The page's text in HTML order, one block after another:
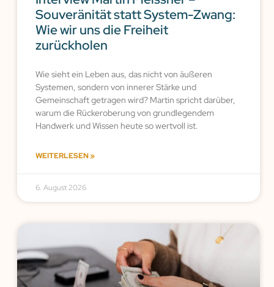
Souveränität statt System-Zwang:
Wie wir uns die Freiheit
zurückholen
Wie sieht ein Leben aus, das nicht von äußeren
Systemen, sondern von innerer Stärke und
Gemeinschaft getragen wird? Martin spricht darüber,
warum die Rückeroberung von grundlegendem
Handwerk und Wissen heute so wertvoll ist.
WEITERLESEN »
6. August 2026